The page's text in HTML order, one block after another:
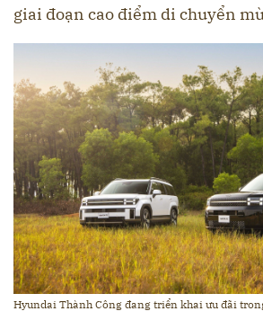
giai đoạn cao điểm di chuyển
Hyundai Thành Công đang triển khai ưu đãi